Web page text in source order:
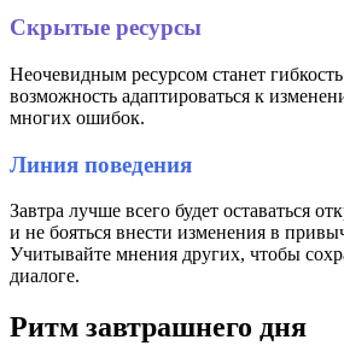
Скрытые ресурсы
Неочевидным ресурсом станет
возможность адаптироваться к
многих ошибок.
Линия поведения
Завтра лучше всего будет оставаться
и не бояться внести изменения в
Учитывайте мнения других, чтобы
диалоге.
Ритм завтрашнего дня